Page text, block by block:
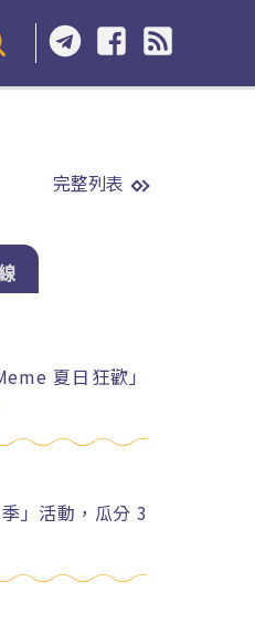
完整列表
夏日狂歡」
」活動，瓜分 3